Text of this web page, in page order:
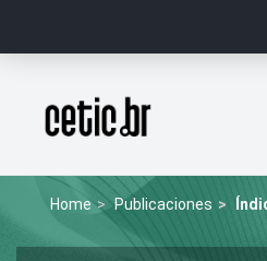
Página inicial
Home Publicaciones